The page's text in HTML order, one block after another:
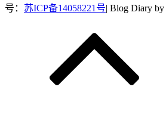
号： 苏ICP备14058221号| Blog Diary by